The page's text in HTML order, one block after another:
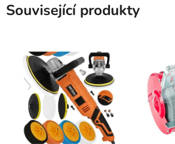
Související produkty